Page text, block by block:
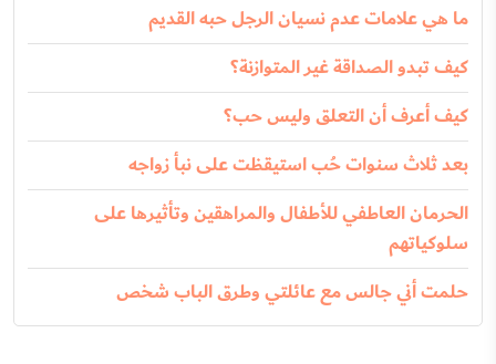
ما هي علامات عدم نسيان الرجل حبه القديم
كيف تبدو الصداقة غير المتوازنة؟
كيف أعرف أن التعلق وليس حب؟
بعد ثلاث سنوات حُب استيقظت على نبأ زواجه
الحرمان العاطفي للأطفال والمراهقين وتأثيرها على
سلوكياتهم
حلمت أني جالس مع عائلتي وطرق الباب شخص